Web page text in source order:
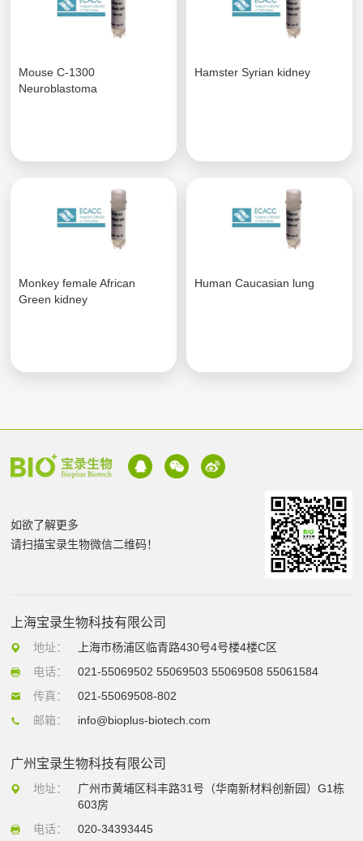
Mouse C-1300
Neuroblastoma
Hamster Syrian kidney
Monkey female African
Green kidney
Human Caucasian lung
如欲了解更多
请扫描宝录生物微信二维码！
上海宝录生物科技有限公司
地址：
上海市杨浦区临青路430号4号楼4楼C区
电话：
021-55069502 55069503 55069508 55061584
传真：
021-55069508-802
邮箱：
info@bioplus-biotech.com
广州宝录生物科技有限公司
地址：
广州市黄埔区科丰路31号（华南新材料创新园）G1栋
603房
电话：
020-34393445